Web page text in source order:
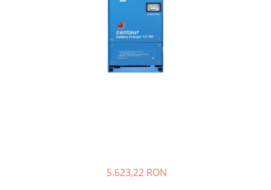
Panouri fotovoltaice si accesorii
Sisteme prindere panouri
5.623,22 RON